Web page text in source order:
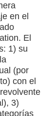
en el
El
1) su
(por
con el
3)